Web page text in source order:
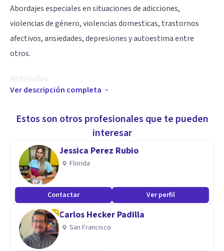
Abordajes especiales en situaciones de adicciones,
violencias de género, violencias domesticas, trastornos
afectivos, ansiedades, depresiones y autoestima entre
otros.
Aptitudes
Mi labor como psicóloga es escucharte, observarte,
Vas a aprender más de ti que de mí, de tus realidades y tus
embargo, el avance es tu responsabilidad y está sujeto a tu
compromiso emocional.
Ver descripción completa
Estos son otros profesionales que te pueden
interesar
Jessica Perez Rubio
Florida
Contactar Ver perfil
Carlos Hecker Padilla
San Francisco